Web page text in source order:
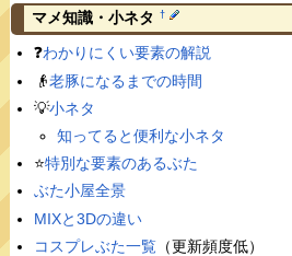
マメ知識・小ネタ †
❓わかりにくい要素の解説
👴老豚になるまでの時間
💡小ネタ
知ってると便利な小ネタ
⭐️特別な要素のあるぶた
ぶた小屋全景
MIXと3Dの違い
コスプレぶた一覧（更新頻度低）